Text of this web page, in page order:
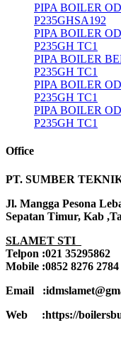
PIPA BOILER
P235GHSA192
PIPA BOILER
P235GH TC1
PIPA BOILER
P235GH TC1
PIPA BOILER
P235GH TC1
PIPA BOILER
P235GH TC1
Office
PT. SUMBER
Jl. Mangga Pesona
Sepatan Timur, Kab
SLAMET STI
Telpon :021 35295862
Mobile :0852 8276 2784
Email
Web :https://